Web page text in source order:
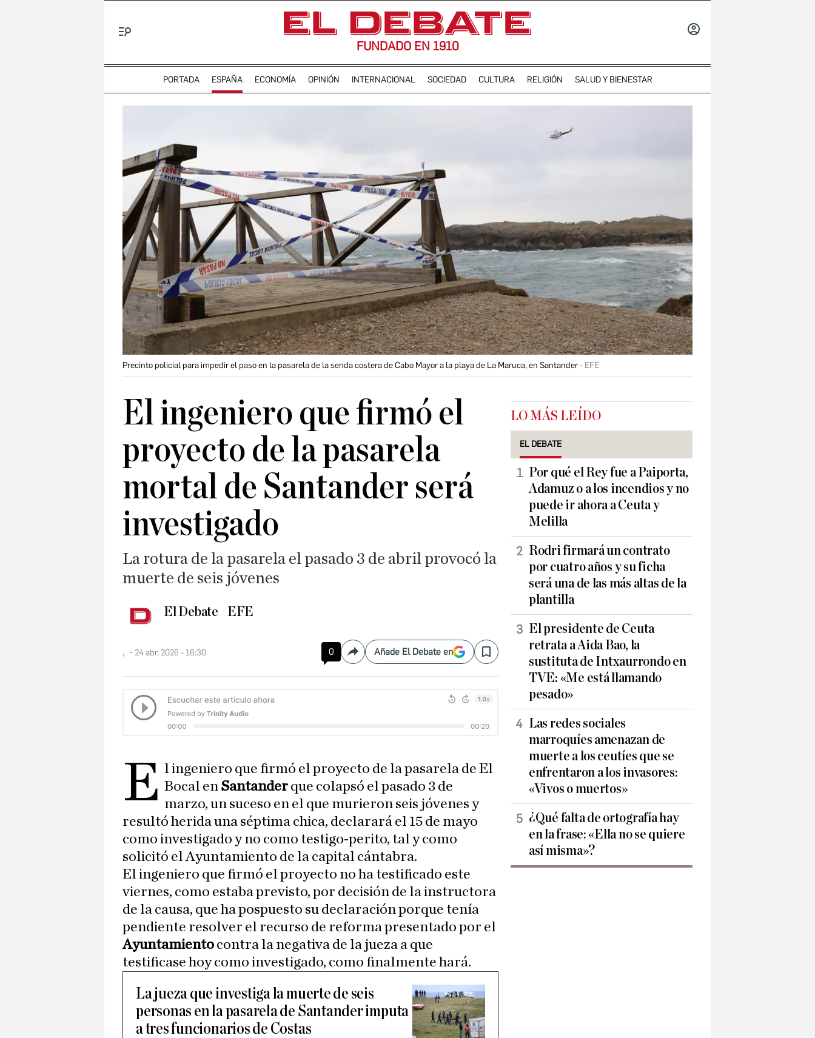
FUNDADO EN 1910
PORTADA ESPAÑA ECONOMÍA OPINIÓN INTERNACIONAL SOCIEDAD CULTURA RELIGIÓN SALUD Y BIENESTAR
Precinto policial para impedir el paso en la pasarela de la senda costera de Cabo Mayor a la playa de La Maruca, en Santander EFE
El ingeniero que firmó el
proyecto de la pasarela
mortal de Santander será
investigado
La rotura de la pasarela el pasado 3 de abril provocó la
muerte de seis jóvenes
El Debate EFE
, 24 abr. 2026 - 16:30 0 CompartirAñade El Debate en Save
E l ingeniero que firmó el proyecto de la pasarela de El
Bocal en Santander que colapsó el pasado 3 de
marzo, un suceso en el que murieron seis jóvenes y
resultó herida una séptima chica, declarará el 15 de mayo
como investigado y no como testigo-perito, tal y como
solicitó el Ayuntamiento de la capital cántabra.
El ingeniero que firmó el proyecto no ha testificado este
viernes, como estaba previsto, por decisión de la instructora
de la causa, que ha pospuesto su declaración porque tenía
pendiente resolver el recurso de reforma presentado por el
Ayuntamiento contra la negativa de la jueza a que
testificase hoy como investigado, como finalmente hará.
La jueza que investiga la muerte de seis
personas en la pasarela de Santander imputa
a tres funcionarios de Costas
LO MÁS LEÍDO
EL DEBATE
Por qué el Rey fue a Paiporta,
Adamuz o a los incendios y no
puede ir ahora a Ceuta y
Melilla
Rodri firmará un contrato
por cuatro años y su ficha
será una de las más altas de la
plantilla
El presidente de Ceuta
retrata a Aida Bao, la
sustituta de Intxaurrondo en
TVE: «Me está llamando
pesado»
Las redes sociales
marroquíes amenazan de
muerte a los ceutíes que se
enfrentaron a los invasores:
«Vivos o muertos»
¿Qué falta de ortografía hay
en la frase: «Ella no se quiere
así misma»?